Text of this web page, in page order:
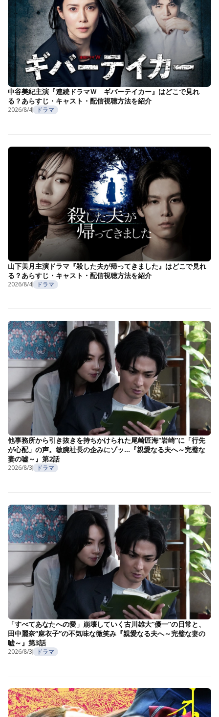
中谷美紀主演『連続ドラマＷ ギバーテイカー』はどこで見れ
る？あらすじ・キャスト・配信視聴方法を紹介
2026/8/4 ドラマ
山下美月主演ドラマ『殺した夫が帰ってきました』はどこで見れ
る？あらすじ・キャスト・配信視聴方法を紹介
2026/8/4 ドラマ
他事務所から引き抜きを持ちかけられた尾崎匠海“岩崎”に「行先
が心配」の声。敏腕社長の企みにゾッ…『親愛なる夫へ～完璧な
妻の嘘～』第2話
2026/8/3 ドラマ
「すべてあなたへの愛」崩壊していく古川雄大“優一”の日常と、
田中麗奈“麻衣子”の不気味な微笑み『親愛なる夫へ～完璧な妻の
嘘～』第3話
2026/8/3 ドラマ